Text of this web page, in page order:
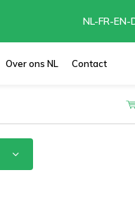
Over ons NL Contact
NL-FR-EN-